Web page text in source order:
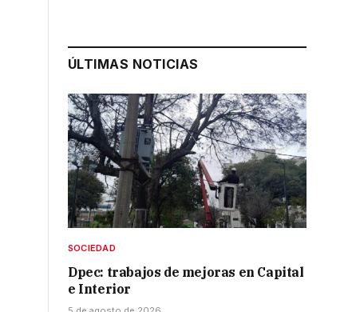
ÚLTIMAS NOTICIAS
SOCIEDAD
Dpec: trabajos de mejoras en Capital
e Interior